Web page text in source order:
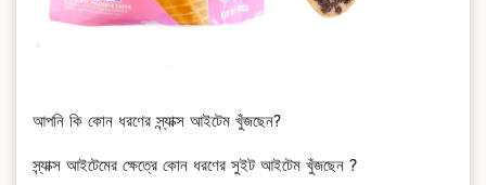
আপনি কি কোন ধরণের স্ন্যাক্স আইটেম খুঁজছেন?
স্ন্যাক্স আইটেমের ক্ষেত্রে কোন ধরণের সুইট আইটেম খুঁজছেন ?